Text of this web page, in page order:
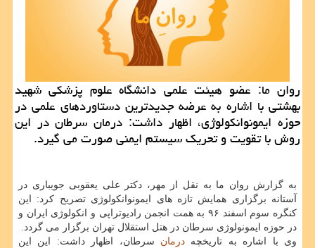
روان ما: عضو هیئت علمی دانشگاه علوم پزشكی شهید
بهشتی با اشاره به عرضه جدیدترین دستاوردهای علمی در
حوزه ایمونوانكولوژی، اظهار داشت: درمان سرطان در این
روش با تقویت و تحریك سیستم ایمنی صورت می گیرد.
به گزارش روان ما به نقل از مهر، دكتر علی یعقوبی جویباری در
آستانه برگزاری همایش تازه های ایمونوانكولوژی تصریح كرد: این
كنگره سوم اسفند ۹۶ به همت انجمن رادیوتراپی و انكولوژی ایران و
در حوزه ایمونولوژی سرطان در هتل استقلال تهران برگزار می گردد.
وی با اشاره به تاریخچه درمان سرطان، اظهار داشت: این این